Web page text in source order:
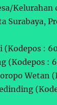
Kelurahan
Surabaya,
(Kodepos :
(Kodepos :
Wetan